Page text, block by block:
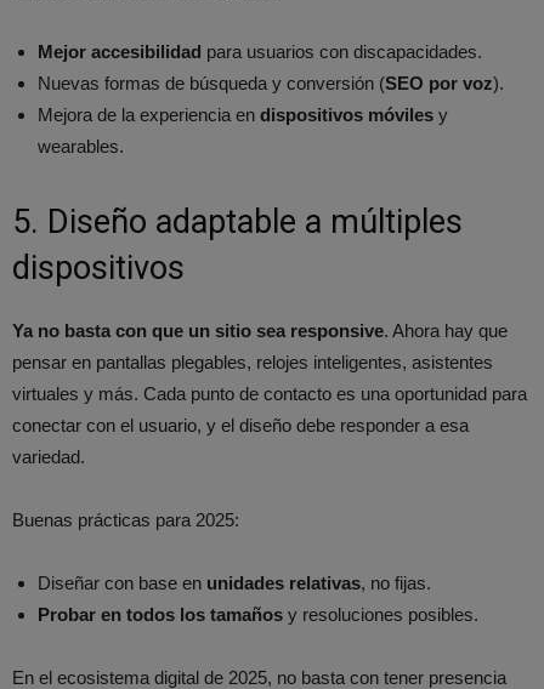
Mejor accesibilidad para usuarios con discapacidades.
Nuevas formas de búsqueda y conversión (SEO por voz).
Mejora de la experiencia en dispositivos móviles y
wearables.
5. Diseño adaptable a múltiples
dispositivos
Ya no basta con que un sitio sea responsive. Ahora hay que
pensar en pantallas plegables, relojes inteligentes, asistentes
virtuales y más. Cada punto de contacto es una oportunidad para
conectar con el usuario, y el diseño debe responder a esa
variedad.
Buenas prácticas para 2025:
Diseñar con base en unidades relativas, no fijas.
Probar en todos los tamaños y resoluciones posibles.
En el ecosistema digital de 2025, no basta con tener presencia